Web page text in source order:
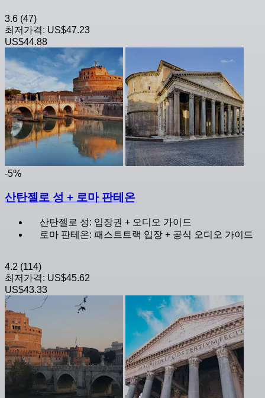
3.6 (47)
최저가격: US$47.23
US$44.88
-5%
산탄젤로 성 + 로마 판테온
산탄젤로 성: 입장권 + 오디오 가이드
로마 판테온: 패스트트랙 입장 + 공식 오디오 가이드
4.2 (114)
최저가격: US$45.62
US$43.33